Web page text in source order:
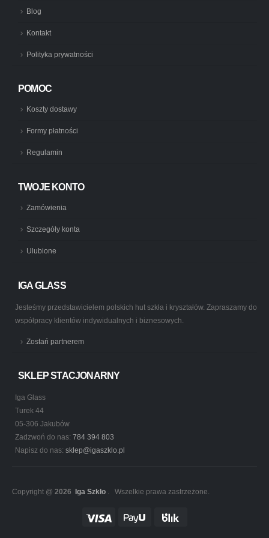
Blog
Kontakt
Polityka prywatności
POMOC
Koszty dostawy
Formy płatności
Regulamin
TWOJE KONTO
Zamówienia
Szczegóły konta
Ulubione
IGA GLASS
Jesteśmy przedstawicielem polskich hut szkła i kryształów. Zapraszamy do
współpracy klientów indywidualnych i biznesowych.
Zostań partnerem
SKLEP STACJONARNY
Iga Glass
Turek 44
05-306 Jakubów
Zadzwoń do nas: 784 394 803
Napisz do nas: sklep@igaszklo.pl
Copyright @ 2026 Iga Szkło . Wszelkie prawa zastrzeżone.